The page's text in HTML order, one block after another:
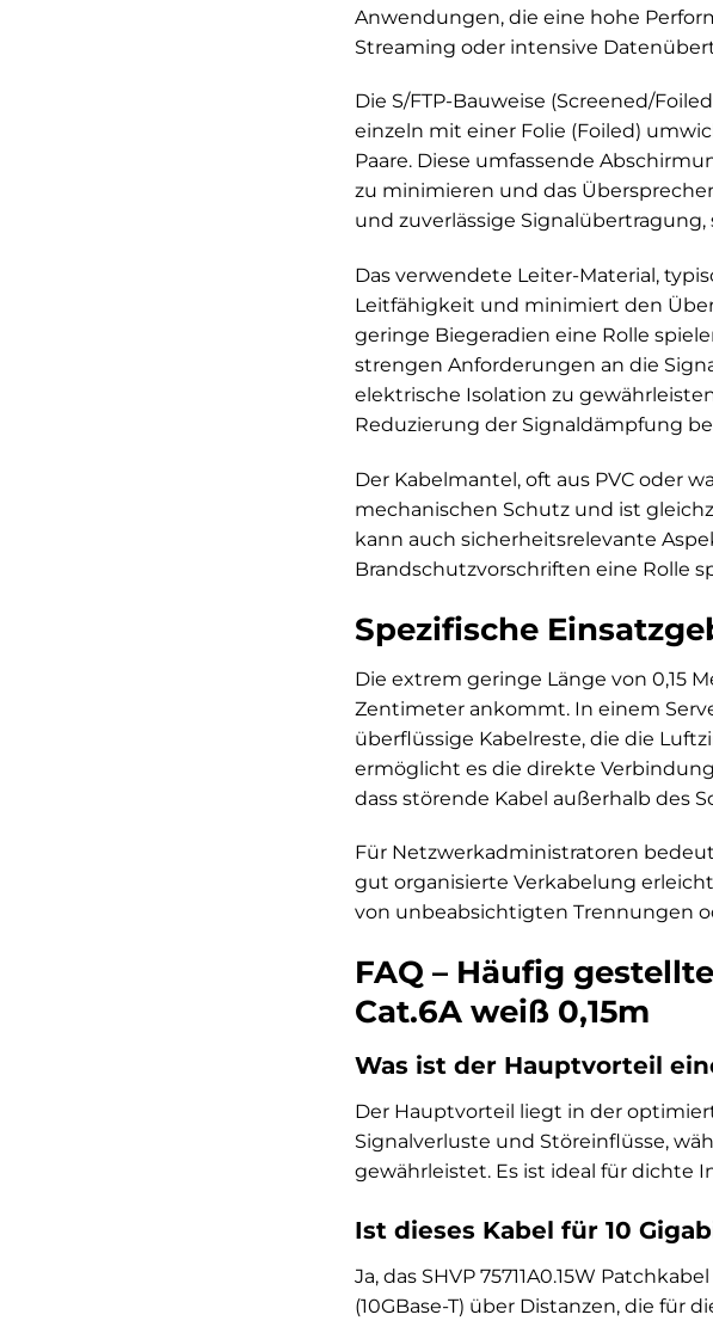
Anwendungen, die eine hohe
Streaming oder intensive
Die S/FTP-Bauweise (Screened/
einzeln mit einer Folie (Foiled)
Paare. Diese umfassende
zu minimieren und das
und zuverlässige
Das verwendete Leiter-Material,
Leitfähigkeit und minimiert den
geringe Biegeradien eine Rolle
strengen Anforderungen an die
elektrische Isolation zu
Reduzierung der Signaldämpfung
Der Kabelmantel, oft aus PVC oder
mechanischen Schutz und ist
kann auch sicherheitsrelevante
Brandschutzvorschriften eine Rolle
Spezifische
Die extrem geringe Länge von 0,15
Zentimeter ankommt. In einem
überflüssige Kabelreste, die die
ermöglicht es die direkte
dass störende Kabel außerhalb des
Für Netzwerkadministratoren
gut organisierte Verkabelung
von unbeabsichtigten Trennungen
FAQ – Häufig
Cat.6A weiß 0,15m
Was ist der Hauptvorteil
Der Hauptvorteil liegt in der
Signalverluste und Störeinflüsse,
gewährleistet. Es ist ideal für dichte
Ist dieses Kabel für 10
Ja, das SHVP 75711A0.15W
(10GBase-T) über Distanzen, die für